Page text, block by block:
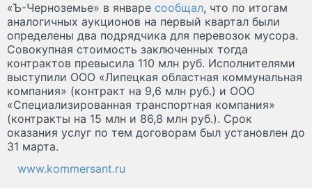
«Ъ-Черноземье» в январе сообщал, что по итогам
аналогичных аукционов на первый квартал были
определены два подрядчика для перевозок мусора.
Совокупная стоимость заключенных тогда
контрактов превысила 110 млн руб. Исполнителями
выступили ООО «Липецкая областная коммунальная
компания» (контракт на 9,6 млн руб.) и ООО
«Специализированная транспортная компания»
(контракты на 15 млн и 86,8 млн руб.). Срок
оказания услуг по тем договорам был установлен до
31 марта.
www.kommersant.ru